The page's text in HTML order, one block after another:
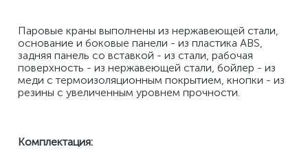
Паровые краны выполнены из нержавеющей стали,
основание и боковые панели - из пластика ABS,
задняя панель со вставкой - из стали, рабочая
поверхность - из нержавеющей стали, бойлер - из
меди с термоизоляционным покрытием, кнопки - из
резины с увеличенным уровнем прочности.
Комплектация: